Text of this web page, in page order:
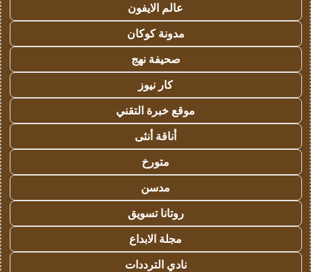
عالم الايفون
مدونة كوكان
صحيفة نهج
كار نيوز
موقع خبرة التقني
أناقة أنثى
متورخ
مدسن
روتانا تسويق
مجلة الابداع
نادي الترددات